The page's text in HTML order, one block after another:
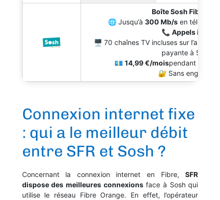
Boîte Sosh Fibre et
🌐 Jusqu’à 300 Mb/sen
📞Appels
🖥 70 chaînes TV incluses sur l’appli
payante à 5 €/
💶 14,99 €/moispendant 1 an
🔐 Sans
Connexion internet fixe
: qui a le meilleur débit
entre SFR et Sosh ?
Concernant la connexion internet en Fibre,SFR
dispose des meilleures connexionsface à Sosh qui
utilise le réseau Fibre Orange. En effet, l’opérateur